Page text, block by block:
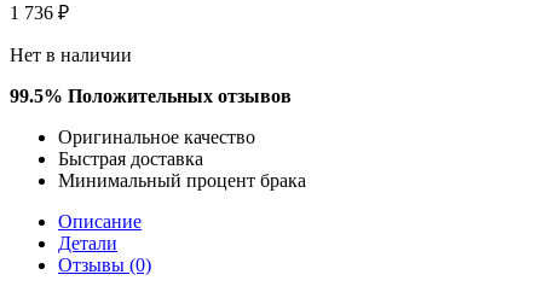
1 736 ₽
Нет в наличии
99.5% Положительных отзывов​​
Оригинальное качество​
Быстрая доставка
Минимальный процент брака
Описание
Детали
Отзывы (0)